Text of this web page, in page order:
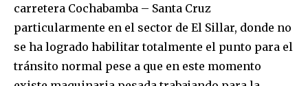
carretera Cochabamba – Santa Cruz
particularmente en el sector de El Sillar, donde no
se ha logrado habilitar totalmente el punto para el
tránsito normal pese a que en este momento